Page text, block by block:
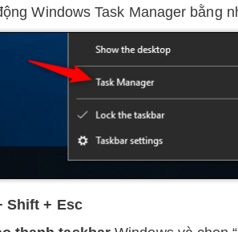
Windows Task Manager bằng
Shift + Esc